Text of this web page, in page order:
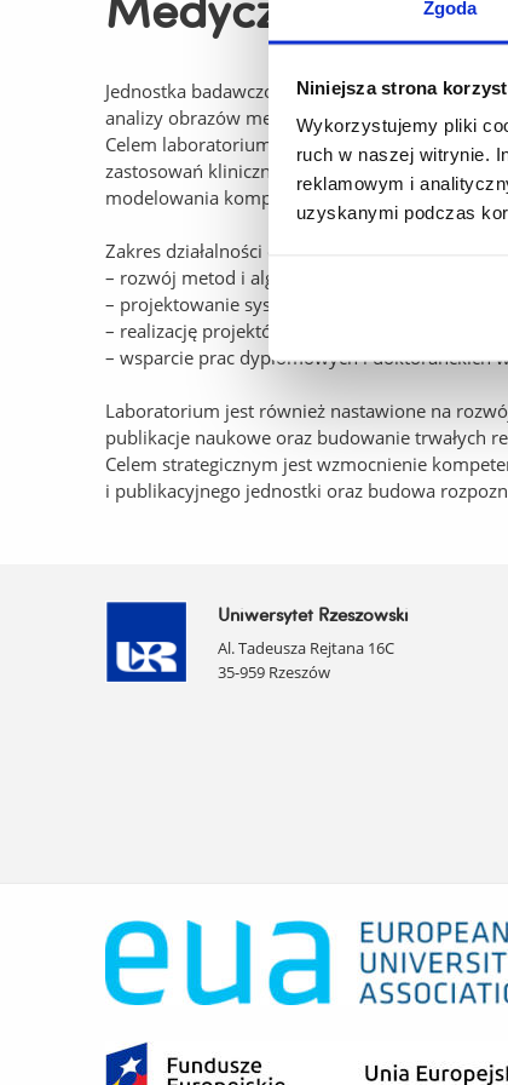
Zgoda
Niniejsza strona
Wykorzystujemy pliki
ruch w naszej witrynie.
reklamowym i
uzyskanymi podczas
Jednostka badawczo-rozwojowa działająca w
analizy obrazów medycznych oraz systemów
Celem laboratorium jest prowadzenie badań
zastosowań klinicznych oraz projektów
modelowania komputerowego i nauk
Zakres działalności obejmuje:
– rozwój metod i algorytmów analizy obrazów
– projektowanie systemów wspomagania
– realizację projektów badawczych i
– wsparcie prac dyplomowych i doktoranckich
Laboratorium jest również nastawione na
publikacje naukowe oraz budowanie trwałych
Celem strategicznym jest wzmocnienie
i publikacyjnego jednostki oraz budowa
Uniwersytet Rzeszowski
Al. Tadeusza Rejtana 16C
35-959 Rzeszów